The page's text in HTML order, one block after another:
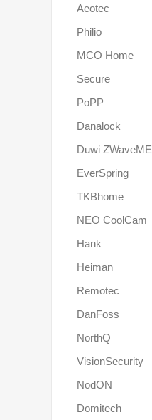
Aeotec
Philio
MCO Home
Secure
PoPP
Danalock
Duwi ZWaveME
EverSpring
TKBhome
NEO CoolCam
Hank
Heiman
Remotec
DanFoss
NorthQ
VisionSecurity
NodON
Domitech